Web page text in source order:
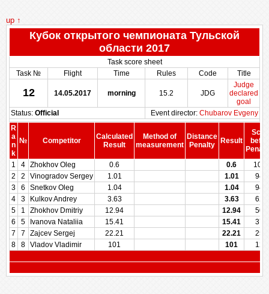
up ↑
Кубок открытого чемпионата Тульской
области 2017
Task score sheet
Task №
Flight Time Rules Code Title
12 14.05.2017 morning 15.2 JDG
Judge
declared
goal
Status: Official Event director: Chubarov Evgeny
R
a
n
k
№ Competitor
Calculated
Result
Method of
measurement
Distance
Penalty
Result
1
4 Zhokhov Oleg 0.6 0.6
2
2 Vinogradov Sergey 1.01 1.01
949
3
6 Snetkov Oleg 1.04 1.04
946
4
3 Kulkov Andrey 3.63 3.63
625
5
1 Zhokhov Dmitriy 12.94 12.94
500
6
5 Ivanova Nataliia 15.41 15.41
375
7
7 Zajcev Sergej 22.21 22.21
250
8
8 Vladov Vladimir 101 101 125